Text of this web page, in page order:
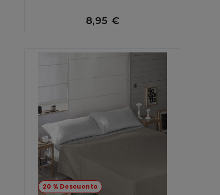
8,95 €
20 % Descuento